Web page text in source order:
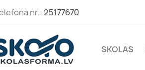
nr.:25177670
SKOLAS